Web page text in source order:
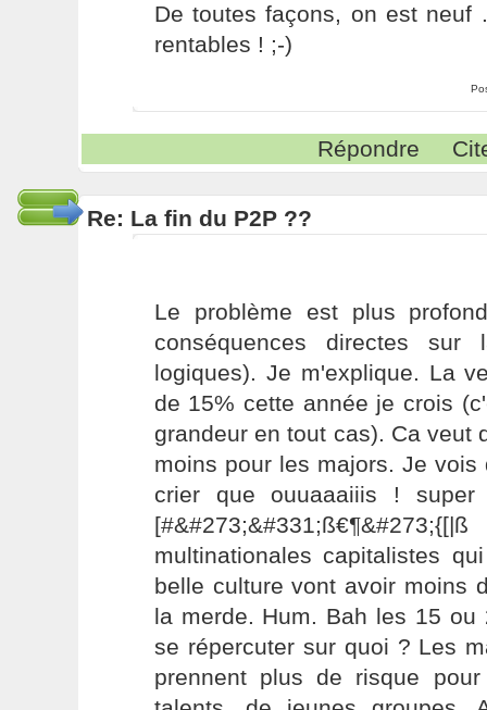
De toutes façons, on est neuf
rentables ! ;-)
Répondre
Re: La fin du P2P ??
Le problème est plus
conséquences directes
logiques). Je m'explique. La
de 15% cette année je crois
grandeur en tout cas). Ca veut
moins pour les majors. Je
crier que ouuaaaiiis ! super
multinationales capitalistes
belle culture vont avoir moins
la merde. Hum. Bah les 15
se répercuter sur quoi ? Les
prennent plus de risque